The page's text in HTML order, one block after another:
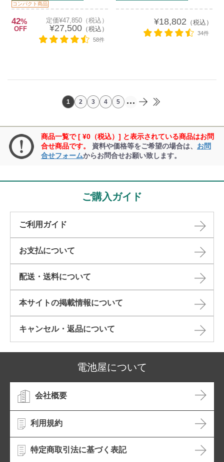
コンパクト商品
42%
OFF
定価¥47,850（税込）
¥27,500（税込）
58件
¥18,802 （税込）
34件
1 2 3 4 5 ...
商品一覧で [ ¥0（税込）] と表示されている商品はお問
合せ商品です。
資料や価格等をご希望の場合は、 お問
合せフォームからお問合せお願い致します。
ご購入ガイド
ご利用ガイド
お支払について
配送・送料について
本サイトの掲載情報について​
キャンセル・返品について​
電池屋について
会社概要
利用規約
特定商取引法に基づく表記